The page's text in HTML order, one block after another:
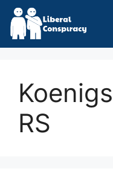
Skip
content
RS